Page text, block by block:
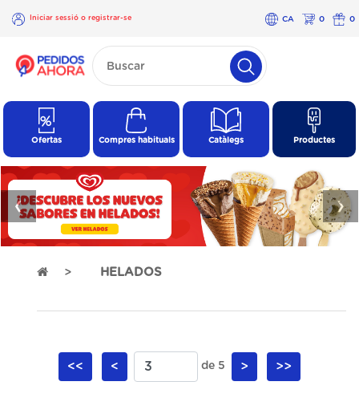
Iniciar sessió o registrar-se CA 0 0
×
Iniciar
registrar-
Ofertas Compres habituals Catàlegs Productes
❮ ❯
HELADOS
<< < de 5 > >>